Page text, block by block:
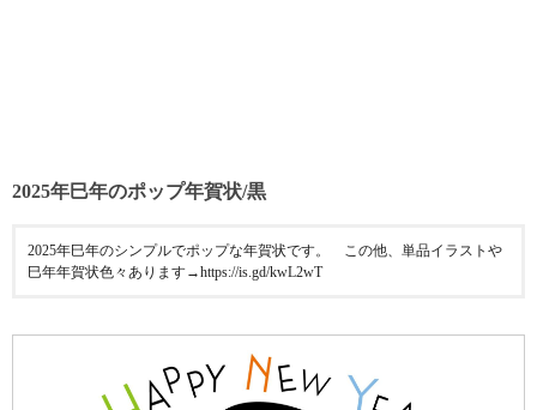
2025年巳年のポップ年賀状/黒
2025年巳年のシンプルでポップな年賀状です。 この他、単品イラストや
巳年年賀状色々あります→https://is.gd/kwL2wT